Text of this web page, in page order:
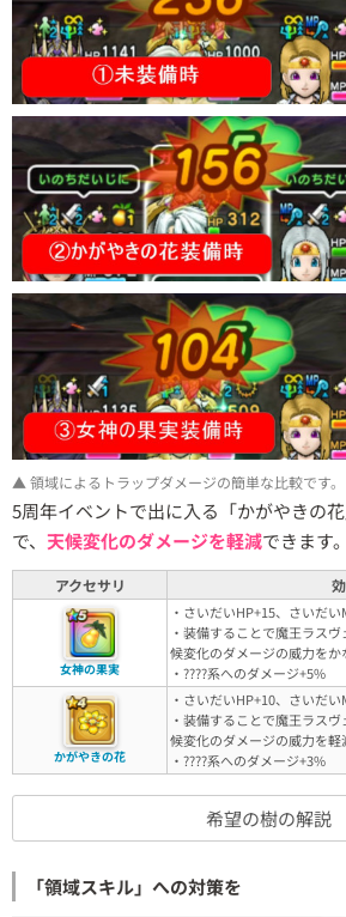
▲ 領域によるトラップダメージの簡単な比較です。
5周年イベントで出に入る「かがやきの花
で、 天候変化のダメージを軽減できます。
アクセサリ
女神の果実
・さいだいHP+15、さいだい
・装備することで魔王ラス
候変化のダメージの威力をか
・????系へのダメージ+5%
かがやきの花
・さいだいHP+10、さいだい
・装備することで魔王ラス
候変化のダメージの威力を軽
・????系へのダメージ+3%
希望の樹の解説
「領域スキル」への対策を